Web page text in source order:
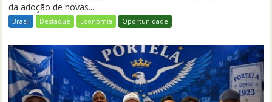
da adoção de novas...
Brasil Destaque Economia Oportunidade